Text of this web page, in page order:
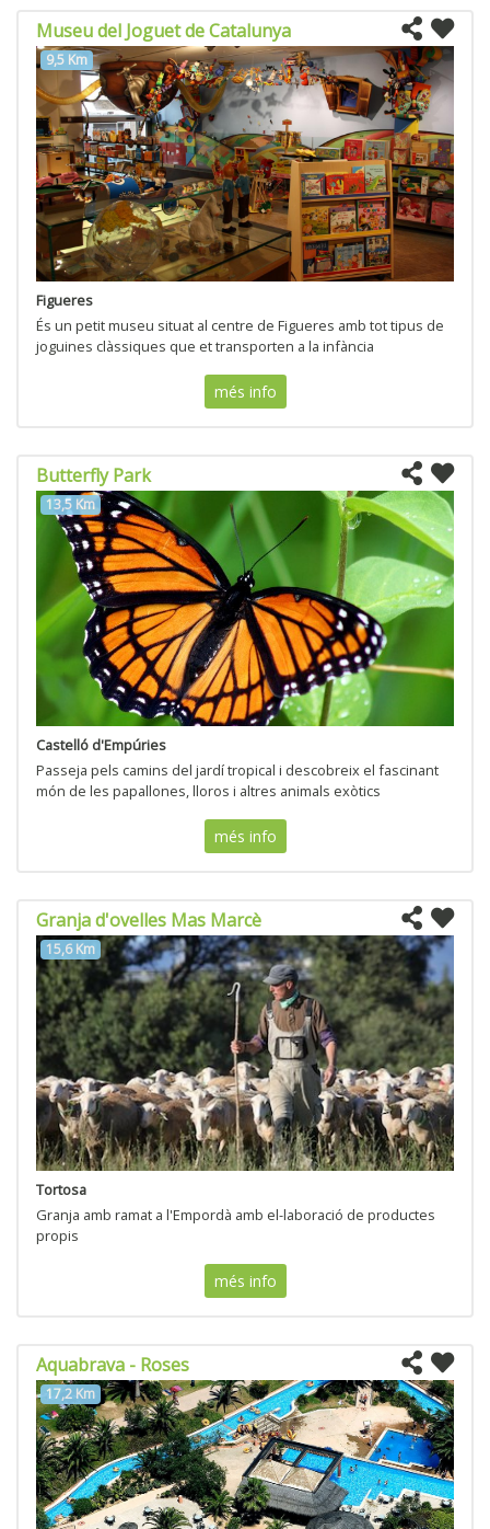
Museu del Joguet de Catalunya
9,5 Km
Figueres
És un petit museu situat al centre de Figueres amb tot tipus de
joguines clàssiques que et transporten a la infància
més info
Butterfly Park
13,5 Km
Castelló d'Empúries
Passeja pels camins del jardí tropical i descobreix el fascinant
món de les papallones, lloros i altres animals exòtics
més info
Granja d'ovelles Mas Marcè
15,6 Km
Tortosa
Granja amb ramat a l'Empordà amb el-laboració de productes
propis
més info
Aquabrava - Roses
17,2 Km